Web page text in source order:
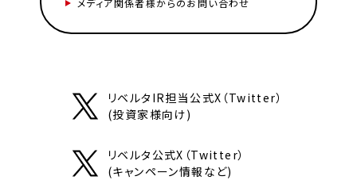
リベルタIR担当公式X（Twitter）
(投資家様向け)
リベルタ公式X（Twitter）
(キャンペーン情報など)